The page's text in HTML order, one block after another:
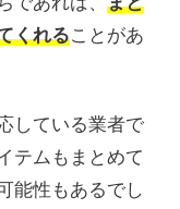
くれることがあ
している業者で
テムもまとめて
能性もあるでし